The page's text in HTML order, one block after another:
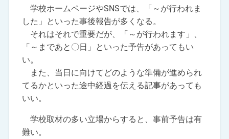
学校ホームページやSNSでは、「～が行われま
した」といった事後報告が多くなる。
それはそれで重要だが、「～が行われます」、
「～まであと〇日」といった予告があってもい
い。
また、当日に向けてどのような準備が進められ
てるかといった途中経過を伝える記事があっても
いい。
学校取材の多い立場からすると、事前予告は有
難い。